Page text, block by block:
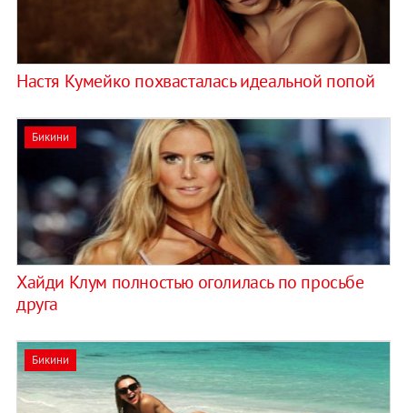
Настя Кумейко похвасталась идеальной попой
Бикини
Хайди Клум полностью оголилась по просьбе
друга
Бикини